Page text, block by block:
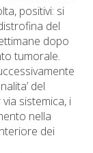
positivi: si
del
dopo
tumorale.
del
sistemica, i
nella
dei